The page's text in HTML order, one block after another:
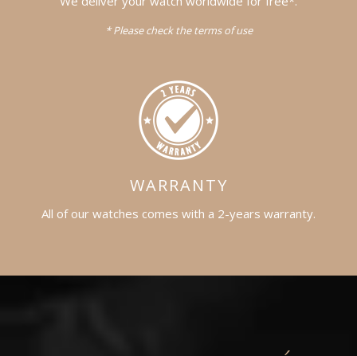
* Please check the terms of use
WARRANTY
All of our watches comes with a 2-years warranty.